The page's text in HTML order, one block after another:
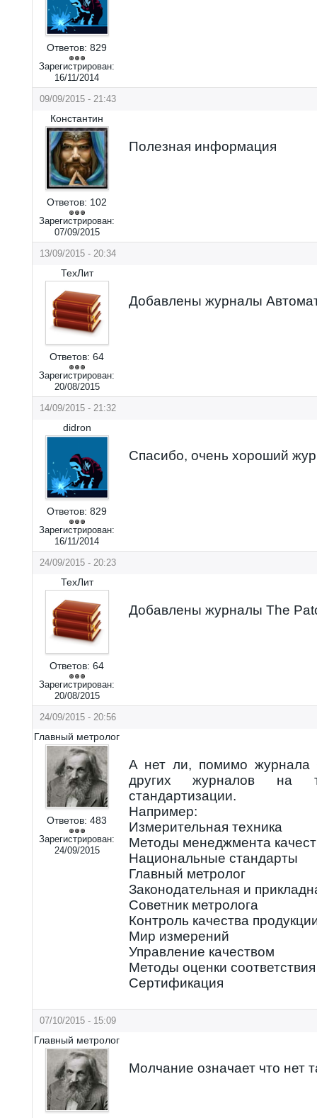
Ответов: 829
Зарегистрирован:
16/11/2014
09/09/2015 - 21:43
Константин
Ответов: 102
Зарегистрирован:
07/09/2015
Полезная информация
13/09/2015 - 20:34
ТехЛит
Ответов: 64
Зарегистрирован:
20/08/2015
Добавлены журналы
14/09/2015 - 21:32
didron
Ответов: 829
Зарегистрирован:
16/11/2014
Спасибо, очень хороший
24/09/2015 - 20:23
ТехЛит
Ответов: 64
Зарегистрирован:
20/08/2015
Добавлены журналы The
24/09/2015 - 20:56
Главный метролог
Ответов: 483
Зарегистрирован:
24/09/2015
А нет ли, помимо журнала
других журналов на
стандартизации.
Например:
Измерительная техника
Методы менеджмента
Национальные стандарты
Главный метролог
Законодательная и
Советник метролога
Контроль качества
Мир измерений
Управление качеством
Методы оценки соответствия
Сертификация
07/10/2015 - 15:09
Главный метролог
Молчание означает что нет